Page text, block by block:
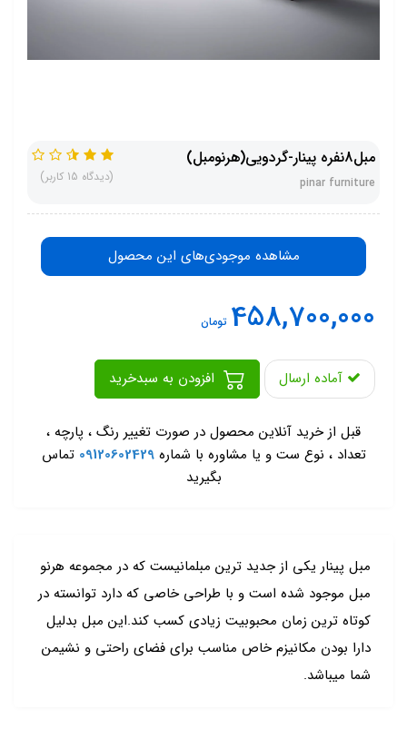
مبل8نفره پینار-گردویی(هرنومبل)
pinar furniture (دیدگاه 15 کاربر)
مشاهده موجودی‌های این محصول
458,700,000 تومان
آماده ارسال
قبل از خرید آنلاین محصول در صورت تغییر رنگ ، پارچه ،
تعداد ، نوع ست و یا مشاوره با شماره09120602429 تماس
بگیرید
مبل پینار یکی از جدید ترین مبلمانیست که در مجموعه هرنو
مبل موجود شده است و با طراحی خاصی که دارد توانسته در
کوتاه ترین زمان محبوبیت زیادی کسب کند.این مبل بدلیل
دارا بودن مکانیزم خاص مناسب برای فضای راحتی و نشیمن
شما میباشد.